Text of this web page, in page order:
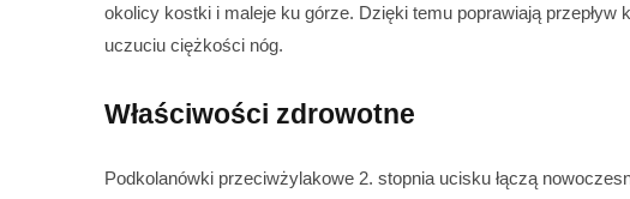
okolicy kostki i maleje ku górze. Dzięki temu poprawiają
uczuciu ciężkości nóg.
Właściwości zdrowotne
Podkolanówki przeciwżylakowe 2. stopnia ucisku łączą